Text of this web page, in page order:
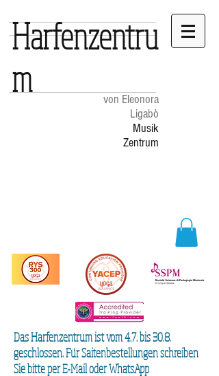
von Eleonora
Ligabò
Musik
Zentrum
Harfenzentru
m
Das Harfenzentrum ist vom 4.7. bis 30.8.
geschlossen. Für Saitenbestellungen schreiben
Sie bitte per E-Mail oder WhatsApp